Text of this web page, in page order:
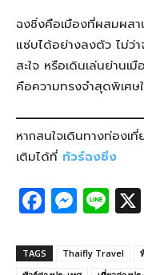
ฉงชิ่งคือเมืองที่ผสมผสา
แซ่บได้อย่างลงตัว ไม่ว่า
สะใจ หรือเดินเล่นย่านเ
คือความทรงจำสุดพิเศ
หากสนใจเดินทางท่องเ
เติมได้ที่ ทัวร์ฉงชิ่ง
F
a
c
M
e
ss
Li
n
e
TAGS Thaifly Travel